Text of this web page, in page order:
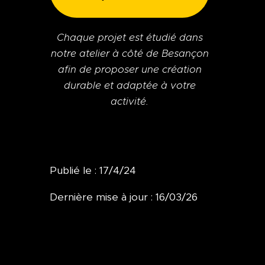
Chaque projet est étudié dans
notre atelier à côté de Besançon
afin de proposer une création
durable et adaptée à votre
activité.
Publié le : 17/4/24
Dernière mise à jour : 16/03/26